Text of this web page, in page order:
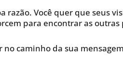
Você quer que seus
para encontrar as outras
caminho da sua